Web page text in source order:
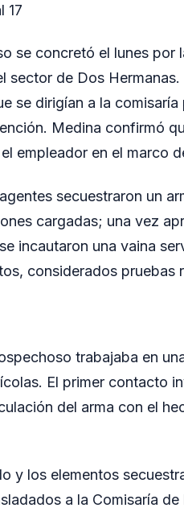
17
se concretó el lunes por
sector de Dos
se dirigían a la
Medina confirmó
empleador en el marco
secuestraron un
cargadas; una vez
incautaron una vaina
considerados pruebas
trabajaba en
El primer contacto
del arma con el
y los elementos
a la Comisaría